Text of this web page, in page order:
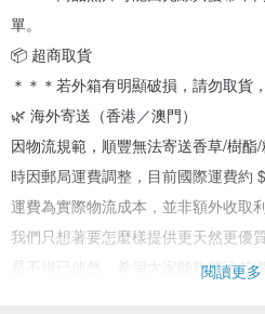
單。
📦 超商取貨
＊＊＊若外箱有明顯破損，請勿取貨
🌿 海外寄送（香港／澳門）
因物流規範，順豐無法寄送香草/樹
時因郵局運費調整，目前國際運費約
運費為實際物流成本，並非額外收取
我們只想著要怎麼樣提供更天然更優
是不得已使然．希望大家能夠體諒並繼
閱讀更多